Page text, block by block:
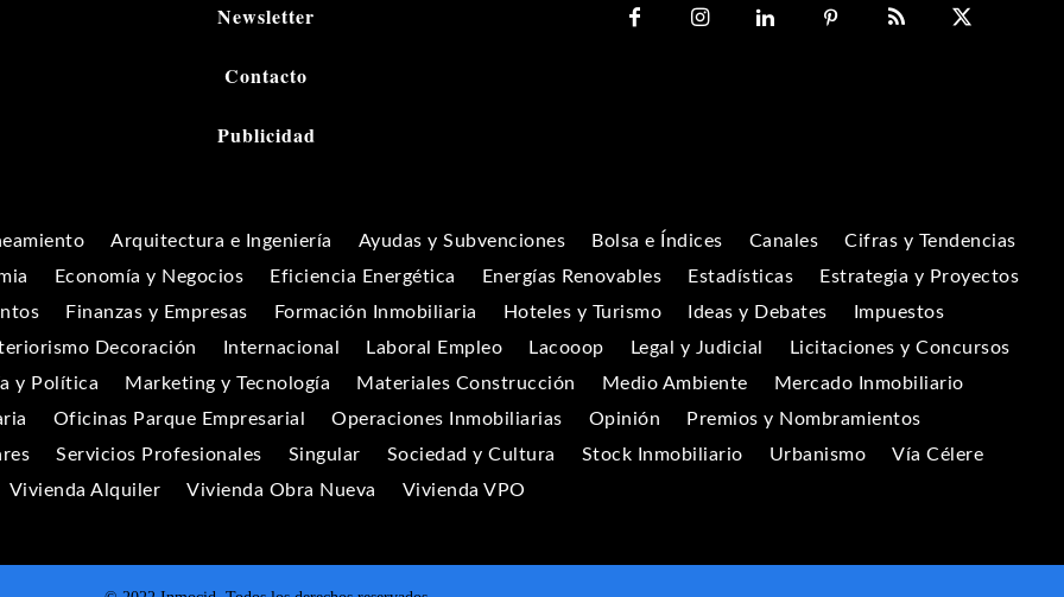
Newsletter
Contacto
Publicidad
Arquitectura e Ingeniería Ayudas y Subvenciones Bolsa e Índices Canales
Cifras y Tendencias
Economía y Negocios Eficiencia Energética Energías Renovables Estadísticas
Estrategia y Proyectos
Finanzas y Empresas Formación Inmobiliaria Hoteles y Turismo Ideas y Debates
Impuestos
Decoración
Internacional Laboral Empleo Lacooop Legal y Judicial
Licitaciones y Concursos
y Política
Marketing y Tecnología Materiales Construcción Medio Ambiente
Mercado Inmobiliario
Oficinas Parque Empresarial Operaciones Inmobiliarias Opinión
Premios y Nombramientos
Servicios Profesionales Singular Sociedad y Cultura Stock Inmobiliario Urbanismo
Vía Célere
Vivienda Alquiler
Vivienda Obra Nueva Vivienda VPO